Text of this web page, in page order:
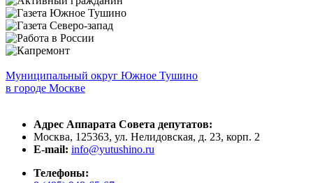
Муниципальный округ Южное Тушино
в городе Москве
Адрес Аппарата Совета депутатов:
Москва, 125363, ул. Нелидовская, д. 23, корп. 2
E-mail: info@yutushino.ru
Телефоны: